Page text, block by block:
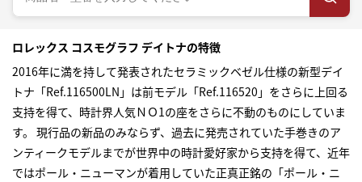
ロレックス コスモグラフ デイトナの特徴
2016年に満を持して発表されたセラミックベゼル仕様の新型デイ
トナ「Ref.116500LN」は前モデル「Ref.116520」をさらに上回る
支持を得て、時計界人気ＮＯ1の座をさらに不動のものにしていま
す。 現行品の新品のみならず、過去に発売されていた手巻きのア
ンティークモデルまでが世界中の時計愛好家から支持を得て、近年
ではポール・ニューマンが着用していた正真正銘の「ポール・ニ